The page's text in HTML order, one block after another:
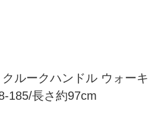
ルークハンドル ウォーキ
185/長さ約97cm